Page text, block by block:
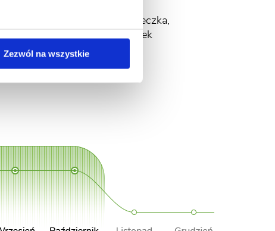
Zezwól na wszystkie
owocówka południóweczka,
skośnik brzoskwiniaczek